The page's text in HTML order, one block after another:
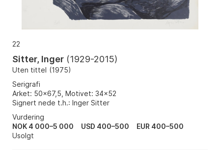
22
Sitter, Inger (1929-2015)
Uten tittel (1975)
Serigrafi
Arket: 50x67,5, Motivet: 34x52
Signert nede t.h.: Inger Sitter
Vurdering
NOK 4 000–5 000
USD 400–500
EUR 400–500
Usolgt